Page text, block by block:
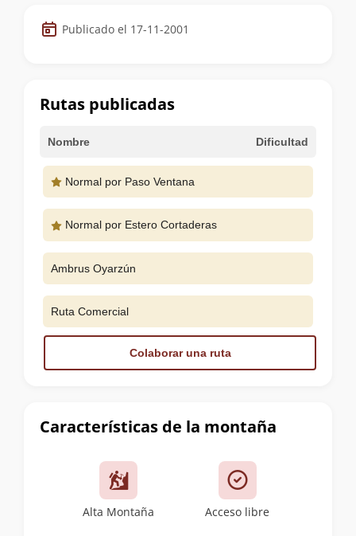
Datos
de
cumbre
Publicado el 17-11-2001
Características de la montaña
Alta Montaña Acceso libre
Rutas publicadas
Nombre Dificultad
Normal por Paso Ventana
Normal por Estero Cortaderas
Ambrus Oyarzún
Ruta Comercial
Colaborar una ruta